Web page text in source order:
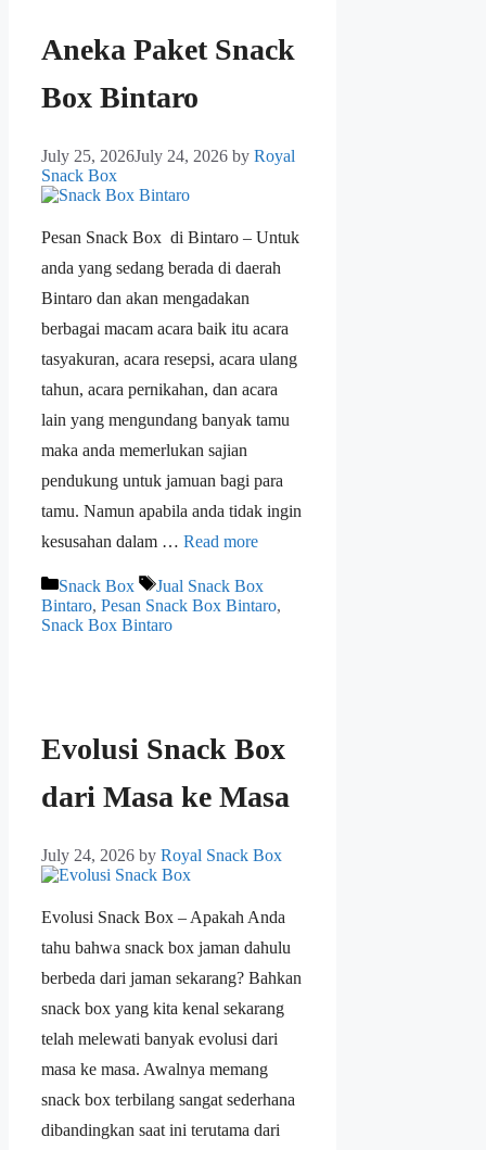
Aneka Paket Snack
Box Bintaro
July 25, 2026July 24, 2026 by Royal
Snack Box
Pesan Snack Box di Bintaro – Untuk
anda yang sedang berada di daerah
Bintaro dan akan mengadakan
berbagai macam acara baik itu acara
tasyakuran, acara resepsi, acara ulang
tahun, acara pernikahan, dan acara
lain yang mengundang banyak tamu
maka anda memerlukan sajian
pendukung untuk jamuan bagi para
tamu. Namun apabila anda tidak ingin
kesusahan dalam … Read more
Snack Box
Jual Snack Box
Bintaro, Pesan Snack Box Bintaro,
Snack Box Bintaro
Evolusi Snack Box
dari Masa ke Masa
July 24, 2026 by Royal Snack Box
Evolusi Snack Box – Apakah Anda
tahu bahwa snack box jaman dahulu
berbeda dari jaman sekarang? Bahkan
snack box yang kita kenal sekarang
telah melewati banyak evolusi dari
masa ke masa. Awalnya memang
snack box terbilang sangat sederhana
dibandingkan saat ini terutama dari